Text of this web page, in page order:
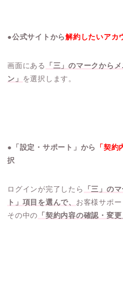
●公式サイトから解約したいアカ
画面にある
「三」のマークから
ン」
を選択します。
●「設定・サポート」から 「契約
択
ログインが完了したら
「三」の
ト」項目を選んで、 お客様サポー
その中の 「契約内容の確認・変更